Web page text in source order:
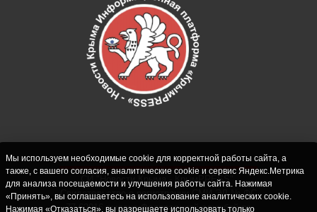
СИ "Новости Крыма - КрымPRESS".
Свидетельство о регистрации СМИ ЭЛ № ФС
77-62916 выдано Федеральной службой по
Мы используем необходимые cookie для корректной работы сайта, а
также, с вашего согласия, аналитические cookie и сервис Яндекс.Метрика
для анализа посещаемости и улучшения работы сайта. Нажимая
«Принять», вы соглашаетесь на использование аналитических cookie.
Нажимая «Отказаться», вы разрешаете использовать только